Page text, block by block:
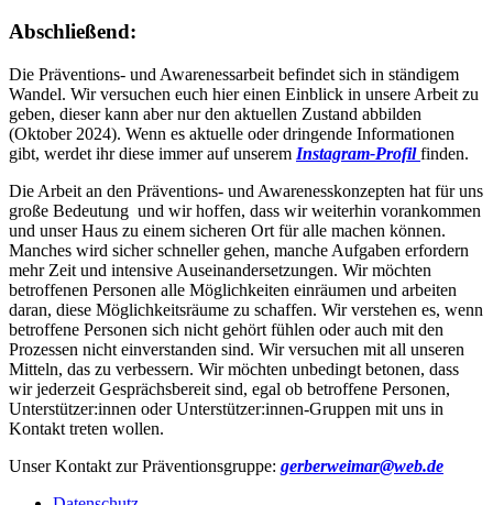
Abschließend:
Die Präventions- und Awarenessarbeit befindet sich in ständigem
Wandel. Wir versuchen euch hier einen Einblick in unsere Arbeit zu
geben, dieser kann aber nur den aktuellen Zustand abbilden
(Oktober 2024). Wenn es aktuelle oder dringende Informationen
gibt, werdet ihr diese immer auf unserem Instagram-Profil finden.
Die Arbeit an den Präventions- und Awarenesskonzepten hat für uns
große Bedeutung und wir hoffen, dass wir weiterhin vorankommen
und unser Haus zu einem sicheren Ort für alle machen können.
Manches wird sicher schneller gehen, manche Aufgaben erfordern
mehr Zeit und intensive Auseinandersetzungen. Wir möchten
betroffenen Personen alle Möglichkeiten einräumen und arbeiten
daran, diese Möglichkeitsräume zu schaffen. Wir verstehen es, wenn
betroffene Personen sich nicht gehört fühlen oder auch mit den
Prozessen nicht einverstanden sind. Wir versuchen mit all unseren
Mitteln, das zu verbessern. Wir möchten unbedingt betonen, dass
wir jederzeit Gesprächsbereit sind, egal ob betroffene Personen,
Unterstützer:innen oder Unterstützer:innen-Gruppen mit uns in
Kontakt treten wollen.
Unser Kontakt zur Präventionsgruppe: gerberweimar@web.de